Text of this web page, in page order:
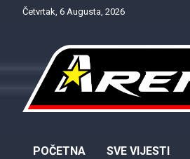
Četvrtak, 6 Augusta, 2026
POČETNA SVE VIJESTI